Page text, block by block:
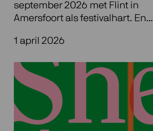
september 2026 met Flint in
Amersfoort als festivalhart. En…
1 april 2026